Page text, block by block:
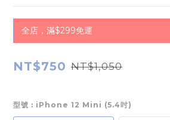
全店，滿$299免運
NT$750 NT$1,050
型號 : iPhone 12 Mini (5.4吋)